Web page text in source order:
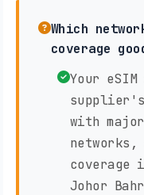
Which
coverage
Your
supplier's
with
coverage
Johor